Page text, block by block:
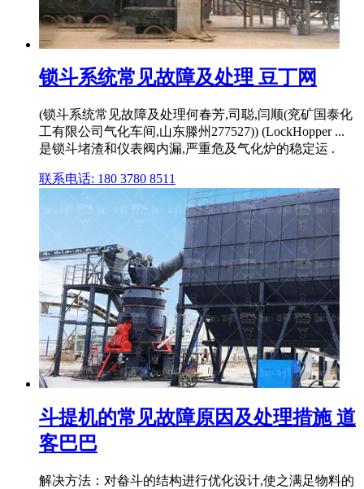
锁斗系统常见故障及处理 豆丁网
(锁斗系统常见故障及处理何春芳,司聪,闫顺(兖矿国泰化
工有限公司气化车间,山东滕州277527)) (LockHopper ...
是锁斗堵渣和仪表阀内漏,严重危及气化炉的稳定运 .
联系电话: 180 3780 8511
斗提机的常见故障原因及处理措施 道
客巴巴
解决方法：对畚斗的结构进行优化设计,使之满足物料的